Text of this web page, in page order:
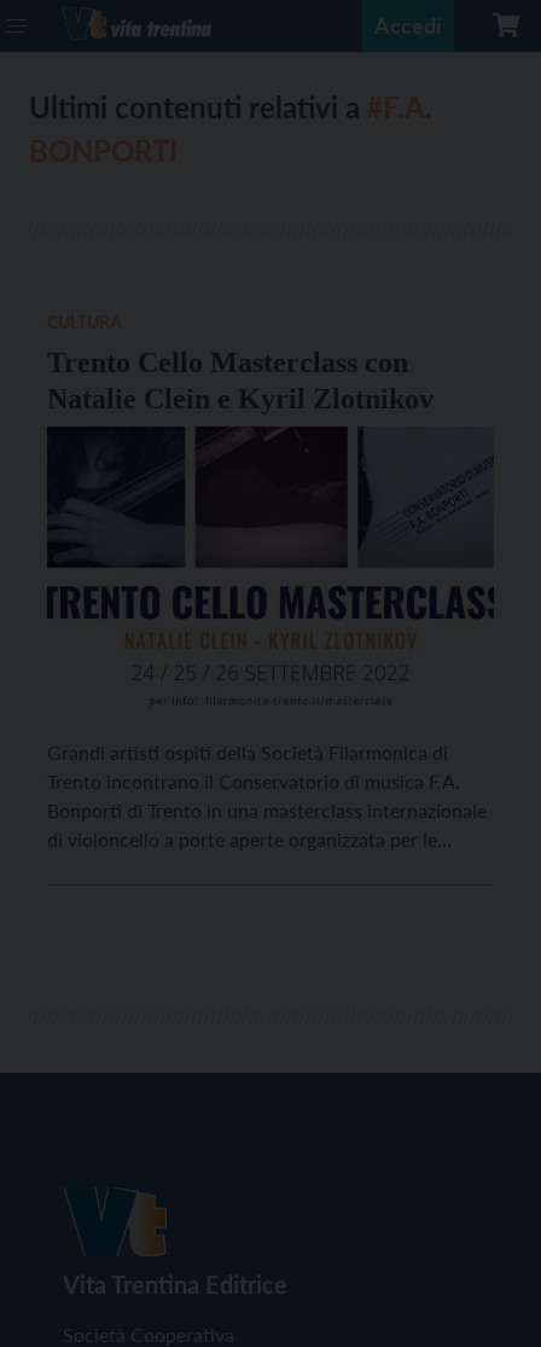
Accedi
Ultimi contenuti relativi a
Trento Cello Masterclass con
Natalie Clein e Kyril Zlotnikov
Grandi artisti ospiti della Società Filarmonica di
Trento incontrano il Conservatorio di musica F.A.
Bonporti di Trento in una masterclass internazionale
di violoncello a porte aperte organizzata per le
Vita Trentina Editrice
Società Cooperativa